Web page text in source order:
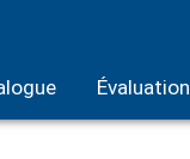
Évaluation